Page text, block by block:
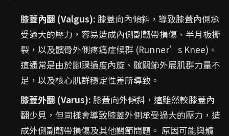
膝蓋內翻 (Valgus): 膝蓋向內傾斜，導致膝蓋內側承
受過大的壓力，容易造成內側副韌帶損傷、半月板撕
裂，以及髕骨外側疼痛症候群 (Runner’s Knee)。
這通常是由於腳踝過度內旋、髖關節外展肌群力量不
足，以及核心肌群穩定性差所導致。
膝蓋外翻 (Varus): 膝蓋向外傾斜，這雖然較膝蓋內
翻少見，但同樣會導致膝蓋外側承受過大的壓力，造
成外側副韌帶損傷及其他關節問題。 原因可能與髖